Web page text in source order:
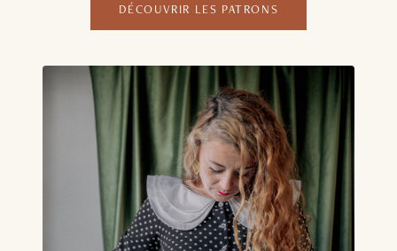
DÉCOUVRIR LES PATRONS